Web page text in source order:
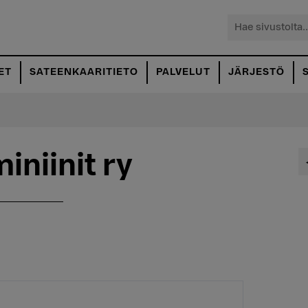
Hae
SATEENKAARITIETO PALVELUT JÄRJESTÖ
ry